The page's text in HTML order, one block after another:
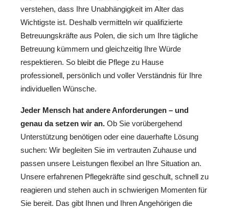
verstehen, dass Ihre Unabhängigkeit im Alter das
Wichtigste ist. Deshalb vermitteln wir qualifizierte
Betreuungskräfte aus Polen, die sich um Ihre tägliche
Betreuung kümmern und gleichzeitig Ihre Würde
respektieren. So bleibt die Pflege zu Hause
professionell, persönlich und voller Verständnis für Ihre
individuellen Wünsche.
Jeder Mensch hat andere Anforderungen – und
genau da setzen wir an. Ob Sie vorübergehend
Unterstützung benötigen oder eine dauerhafte Lösung
suchen: Wir begleiten Sie im vertrauten Zuhause und
passen unsere Leistungen flexibel an Ihre Situation an.
Unsere erfahrenen Pflegekräfte sind geschult, schnell zu
reagieren und stehen auch in schwierigen Momenten für
Sie bereit. Das gibt Ihnen und Ihren Angehörigen die